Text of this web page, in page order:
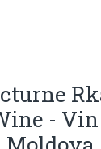
- Vin